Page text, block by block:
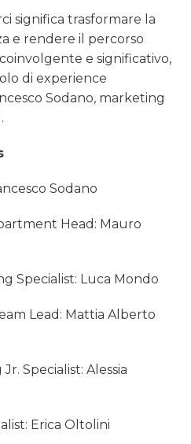
significa trasformare la
e rendere il percorso
e significativo,
di experience
Sodano, marketing
Sodano
Head: Mauro
Specialist: Luca Mondo
Lead: Mattia Alberto
Specialist: Alessia
Erica Oltolini